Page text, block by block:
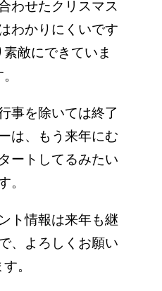
わせたクリスマス
わかりにくいです
敵にできていま
事を除いては終了
は、もう来年にむ
ートしてるみたい
。
ト情報は来年も継
、よろしくお願い
。